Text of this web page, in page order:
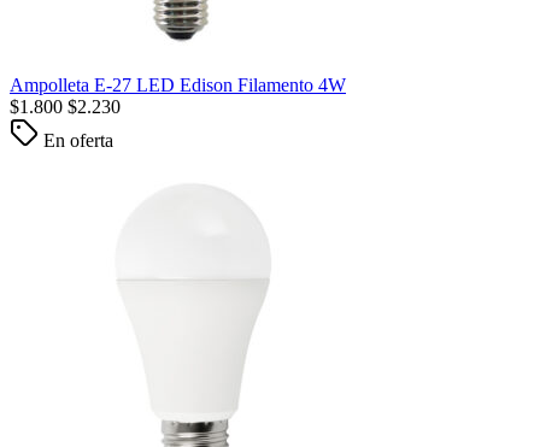
Ampolleta E-27 LED Edison Filamento 4W
$1.800 $2.230
En oferta